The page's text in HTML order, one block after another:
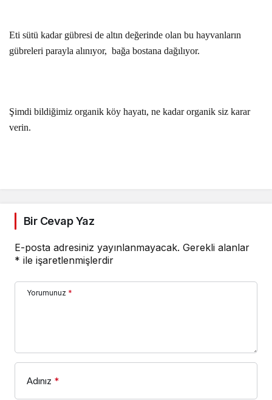
Eti sütü kadar gübresi de altın değerinde olan bu hayvanların
gübreleri parayla alınıyor, bağa bostana dağılıyor.
Şimdi bildiğimiz organik köy hayatı, ne kadar organik siz karar
verin.
Bir Cevap Yaz
E-posta adresiniz yayınlanmayacak. Gerekli alanlar
* ile işaretlenmişlerdir
Yorumunuz *
Adınız *